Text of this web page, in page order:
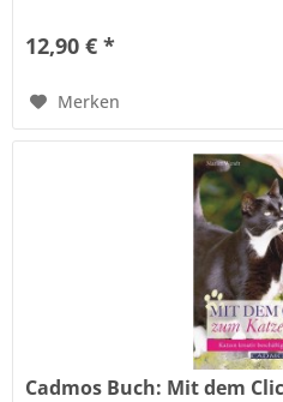
12,90 € *
Merken
Cadmos Buch: Mit dem